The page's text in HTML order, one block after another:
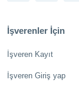
İşverenler İçin
İşveren Kayıt
İşveren Giriş yap